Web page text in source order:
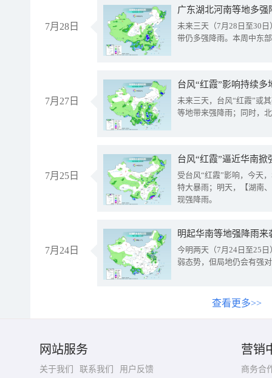
7月28日
广东湖北河南等地多
未来三天（7月28日至30
带仍多强降雨。本周中东
7月27日
台风“红霞”影响持续
未来三天，台风“红霞”或
等地带来强降雨；同时，
7月25日
台风“红霞”逼近华南
受台风“红霞”影响，今天
特大暴雨；明天，【湖南
现强降雨。
7月24日
明起华南等地强降雨
今明两天（7月24日至25
弱态势，但局地仍会有强
查看更多>>
网站服务
关于我们 联系我们
用户反馈
营销
商务合